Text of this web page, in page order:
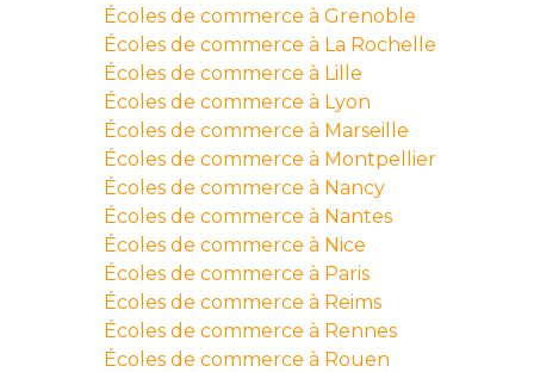
Écoles de commerce à Grenoble
Écoles de commerce à La Rochelle
Écoles de commerce à Lille
Écoles de commerce à Lyon
Écoles de commerce à Marseille
Écoles de commerce à Montpellier
Écoles de commerce à Nancy
Écoles de commerce à Nantes
Écoles de commerce à Nice
Écoles de commerce à Paris
Écoles de commerce à Reims
Écoles de commerce à Rennes
Écoles de commerce à Rouen